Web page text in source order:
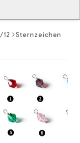
12
Sternzeichen